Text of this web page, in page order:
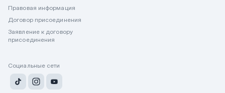
Правовая информация
Договор присоединения
Заявление к договору
присоединения
Социальные сети